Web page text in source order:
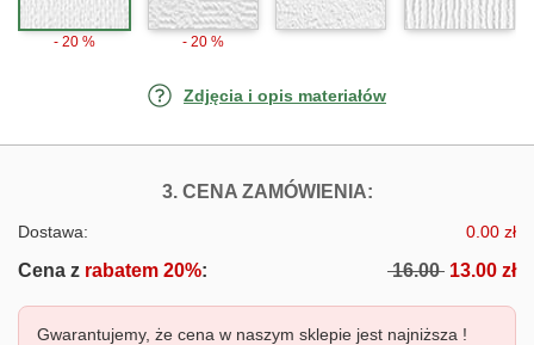
- 20 % - 20 %
Zdjęcia i opis materiałów
3. CENA ZAMÓWIENIA:FOTOTAPETY
Dostawa: 0.00 zł
Cena z rabatem 20%: 16.00 13.00 zł
Gwarantujemy, że cena w naszym sklepie jest najniższa !